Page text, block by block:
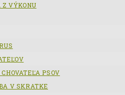
Z VÝKONU
CHOVATEĽA PSOV
V SKRATKE